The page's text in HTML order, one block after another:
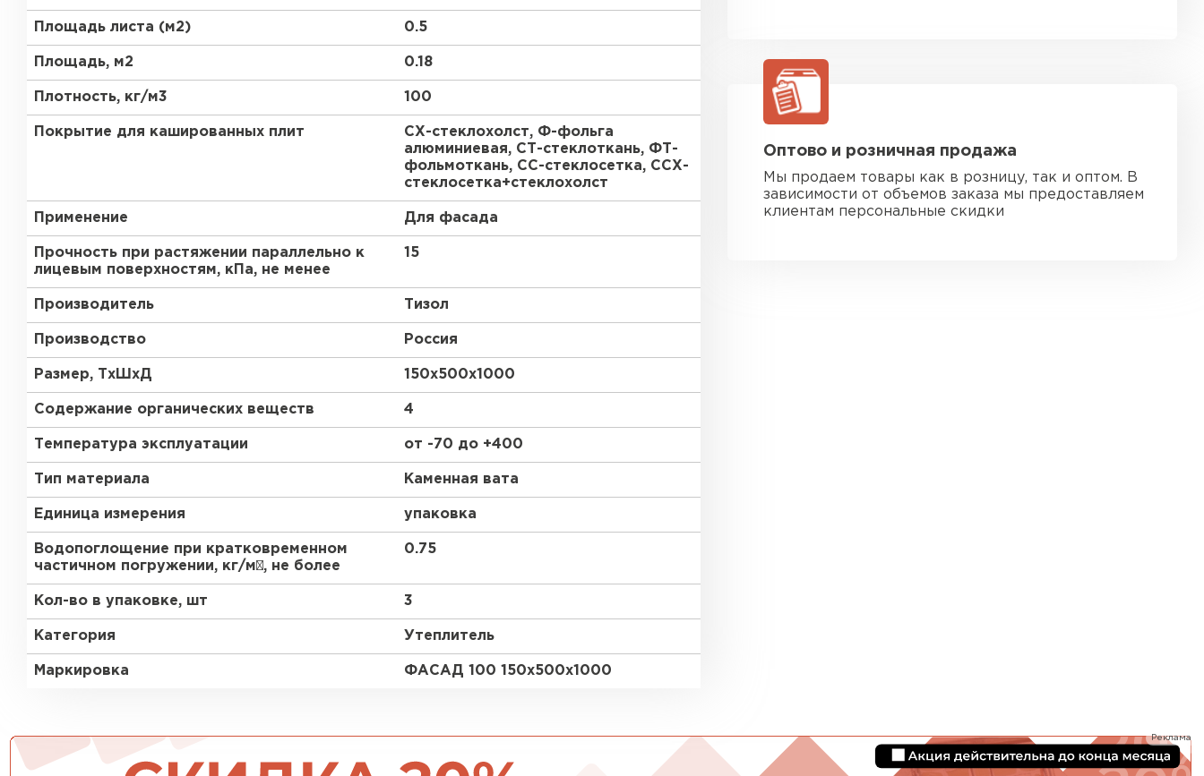
Площадь листа (м2) 0.5
Площадь, м2 0.18
Плотность, кг/м3 100
Покрытие для кашированных плит
СХ-стеклохолст, Ф-фольга
алюминиевая, СТ-стеклоткань, ФТ-
фольмоткань, СС-стеклосетка, ССХ-
стеклосетка+стеклохолст
Применение Для фасада
Прочность при растяжении параллельно к
лицевым поверхностям, кПа, не менее
15
Производитель Тизол
Производство Россия
Размер, ТхШхД 150х500х1000
Содержание органических веществ 4
Температура эксплуатации от -70 до +400
Тип материала Каменная вата
Единица измерения упаковка
Водопоглощение при кратковременном
частичном погружении, кг/м², не более
0.75
Кол-во в упаковке, шт 3
Категория Утеплитель
Маркировка ФАСАД 100 150х500х1000
Оптово и розничная продажа
Мы продаем товары как в розницу, так и оптом. В
зависимости от объемов заказа мы предоставляем
клиентам персональные скидки
Реклама
Утеплитель Penoplex
ПЕРЕЙТИ ПЕРЕЙТИ
ПЕРЕЙТИ
Утеплитель Юматекс Термо
ПЕРЕЙТИ
ПЕРЕЙТИ
Утеплитель Baswool
ПЕРЕЙТИ
Утеплитель Basfiber
Утеплитель Xotpipe